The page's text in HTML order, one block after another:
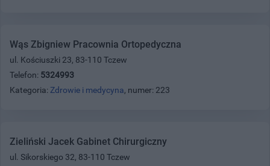
Wąs Zbigniew Pracownia Ortopedyczna
ul. Kościuszki 23, 83-110 Tczew
Telefon: 5324993
Kategoria: Zdrowie i medycyna, numer: 223
Zieliński Jacek Gabinet Chirurgiczny
ul. Sikorskiego 32, 83-110 Tczew